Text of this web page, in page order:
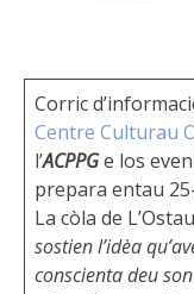
Corric
Centre Culturau
l’ACPPGe los
prepara entau
La còla de
sostien l’idèa
conscienta deu